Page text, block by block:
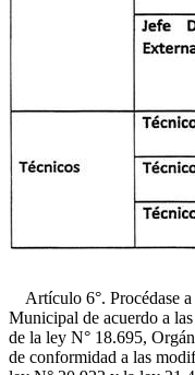
Artículo 6°. Procédase a
Municipal de acuerdo a
de la ley N° 18.695,
de conformidad a las